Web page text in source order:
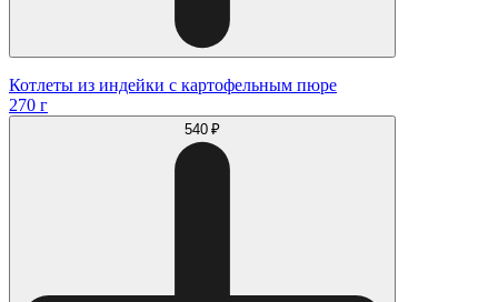
Котлеты из индейки с картофельным пюре
270 г
540 ₽